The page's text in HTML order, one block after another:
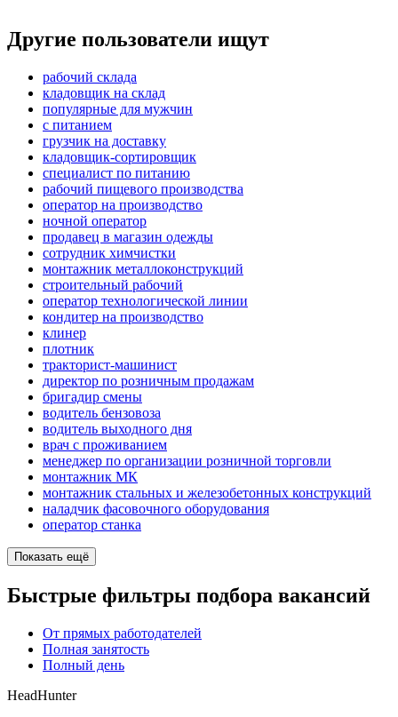
Другие пользователи ищут
рабочий склада
кладовщик на склад
популярные для мужчин
с питанием
грузчик на доставку
кладовщик-сортировщик
специалист по питанию
рабочий пищевого производства
оператор на производство
ночной оператор
продавец в магазин одежды
сотрудник химчистки
монтажник металлоконструкций
строительный рабочий
оператор технологической линии
кондитер на производство
клинер
плотник
тракторист-машинист
директор по розничным продажам
бригадир смены
водитель бензовоза
водитель выходного дня
врач с проживанием
менеджер по организации розничной торговли
монтажник МК
монтажник стальных и железобетонных конструкций
наладчик фасовочного оборудования
оператор станка
Показать ещё
Быстрые фильтры подбора вакансий
От прямых работодателей
Полная занятость
Полный день
HeadHunter